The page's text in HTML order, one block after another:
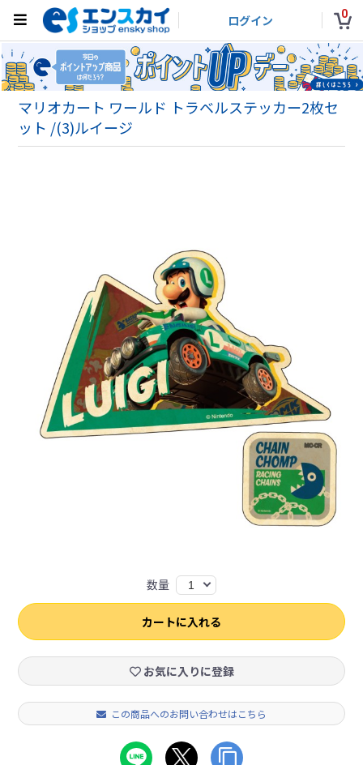
ログイン 0
マリオカート ワールド トラベルステッカー2枚セ
ット /(3)ルイージ
数量 1
カートに入れる
お気に入りに登録
この商品へのお問い合わせはこちら